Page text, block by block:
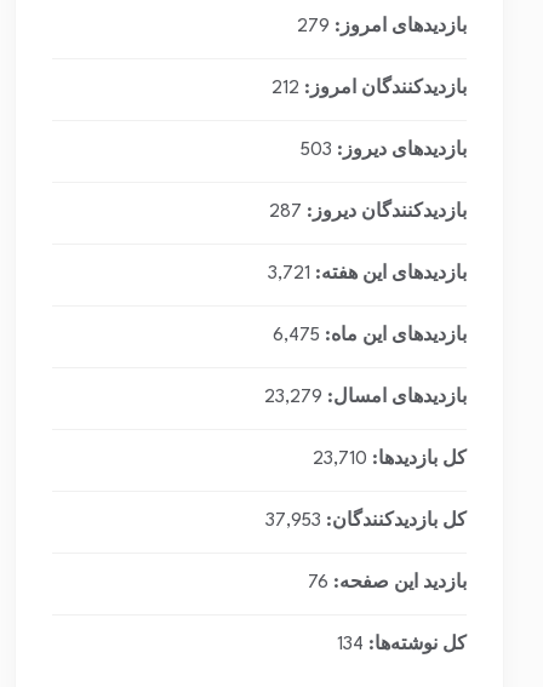
بازدیدهای امروز: 279
بازدیدکنندگان امروز: 212
بازدیدهای دیروز: 503
بازدیدکنندگان دیروز: 287
بازدیدهای این هفته: 3,721
بازدیدهای این ماه: 6,475
بازدیدهای امسال: 23,279
کل بازدیدها: 23,710
کل بازدیدکنند‌گان: 37,953
بازدید این صفحه: 76
کل نوشته‌ها: 134